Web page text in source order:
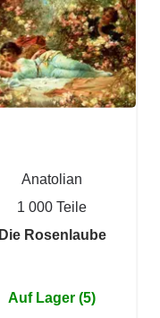
Anatolian
1 000 Teile
Die Rosenlaube
Auf Lager (5)